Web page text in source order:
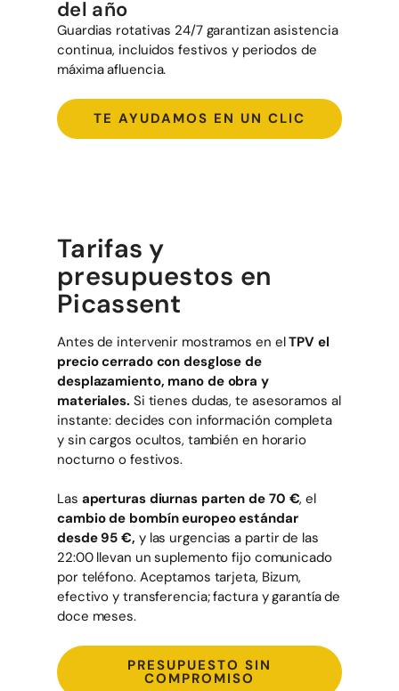
del año
Guardias rotativas 24/7 garantizan asistencia
continua, incluidos festivos y periodos de
máxima afluencia.
TE AYUDAMOS EN UN CLIC
Tarifas y
presupuestos en
Picassent
Antes de intervenir mostramos en elTPV el
precio cerrado con desglose de
desplazamiento, mano de obra y
materiales. Si tienes dudas, te asesoramos al
instante: decides con información completa
y sin cargos ocultos, también en horario
nocturno o festivos.
Las aperturas diurnas parten de 70 €, el
cambio de bombín europeo estándar
desde 95 €, y las urgencias a partir de las
22:00 llevan un suplemento fijo comunicado
por teléfono. Aceptamos tarjeta, Bizum,
efectivo y transferencia; factura y garantía de
doce meses.
PRESUPUESTO SIN
COMPROMISO